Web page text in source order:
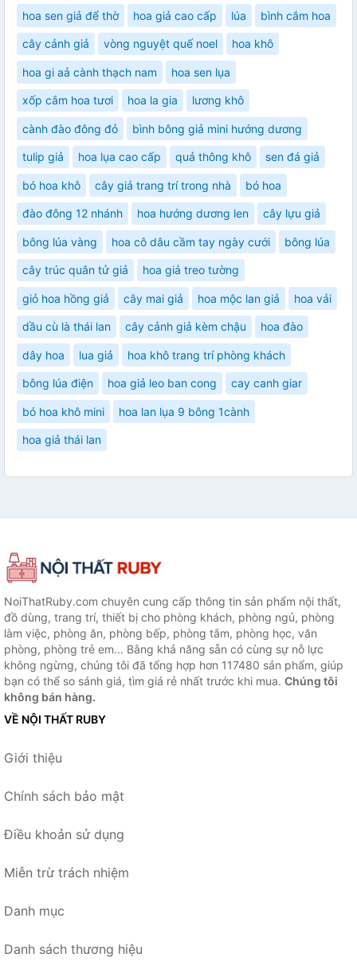
hoa sen giả để thờ hoa giả cao cấp lúa bình cắm hoa
cây cảnh giả vòng nguyệt quế noel hoa khô
hoa gi aả cành thạch nam hoa sen lụa
xốp cắm hoa tươi hoa la gia lương khô
cành đào đông đỏ bình bông giả mini hướng dương
tulip giả hoa lụa cao cấp quả thông khô sen đá giả
bó hoa khô cây giả trang trí trong nhà bó hoa
đào đông 12 nhánh hoa hướng dương len cây lựu giả
bông lúa vàng hoa cô dâu cầm tay ngày cưới bông lúa
cây trúc quân tử giả hoa giả treo tường
giỏ hoa hồng giả cây mai giả hoa mộc lan giả hoa vải
dầu cù là thái lan cây cảnh giả kèm chậu hoa đào
dây hoa lua giả hoa khô trang trí phòng khách
bông lúa điện hoa giả leo ban cong cay canh giar
bó hoa khô mini hoa lan lụa 9 bông 1cành
hoa giả thái lan
NoiThatRuby.com chuyên cung cấp thông tin sản phẩm nội thất,
đồ dùng, trang trí, thiết bị cho phòng khách, phòng ngủ, phòng
làm việc, phòng ăn, phòng bếp, phòng tắm, phòng học, văn
phòng, phòng trẻ em... Bằng khả năng sẵn có cùng sự nỗ lực
không ngừng, chúng tôi đã tổng hợp hơn 117480 sản phẩm, giúp
bạn có thể so sánh giá, tìm giá rẻ nhất trước khi mua. Chúng tôi
không bán hàng.
VỀ NỘI THẤT RUBY
Giới thiệu
Chính sách bảo mật
Điều khoản sử dụng
Miễn trừ trách nhiệm
Danh mục
Danh sách thương hiệu